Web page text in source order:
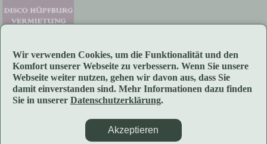
Wir verwenden Cookies, um die Funktionalität und den
Komfort unserer Webseite zu verbessern. Wenn Sie unsere
Webseite weiter nutzen, gehen wir davon aus, dass Sie
damit einverstanden sind. Mehr Informationen dazu finden
Sie in unserer Datenschutzerklärung.
Akzeptieren